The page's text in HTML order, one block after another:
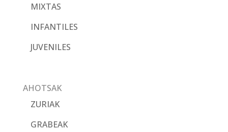
MIXTAS
INFANTILES
JUVENILES
AHOTSAK
ZURIAK
GRABEAK